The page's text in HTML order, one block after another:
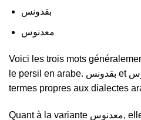
بقدونس
معدنوس
Voici les trois mots
le persil en arabe. بقدونس et معدنوس représentent deux
termes propres aux dialectes
Quant à la variante معدنوس, elle est surtout utilisée dans